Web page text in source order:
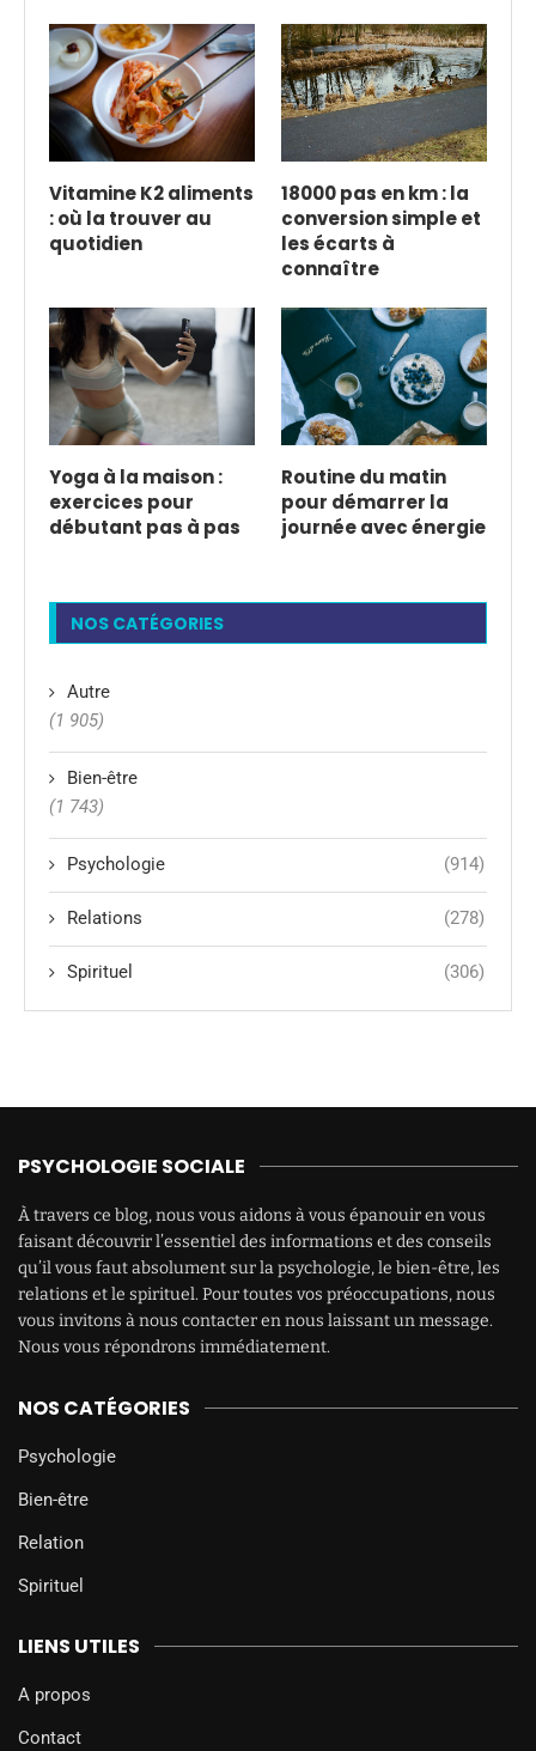
Vitamine K2 aliments
: où la trouver au
quotidien
18000 pas en km : la
conversion simple et
les écarts à
connaître
Yoga à la maison :
exercices pour
débutant pas à pas
Routine du matin
pour démarrer la
journée avec énergie
NOS CATÉGORIES
Autre
(1 905)
Bien-être
(1 743)
Psychologie (914)
Relations (278)
Spirituel (306)
PSYCHOLOGIE SOCIALE
À travers ce blog, nous vous aidons à vous épanouir en vous
faisant découvrir l’essentiel des informations et des conseils
qu’il vous faut absolument sur la psychologie, le bien-être, les
relations et le spirituel. Pour toutes vos préoccupations, nous
vous invitons à nous contacter en nous laissant un message.
Nous vous répondrons immédiatement.
NOS CATÉGORIES
Psychologie
Bien-être
Relation
Spirituel
LIENS UTILES
A propos
Contact